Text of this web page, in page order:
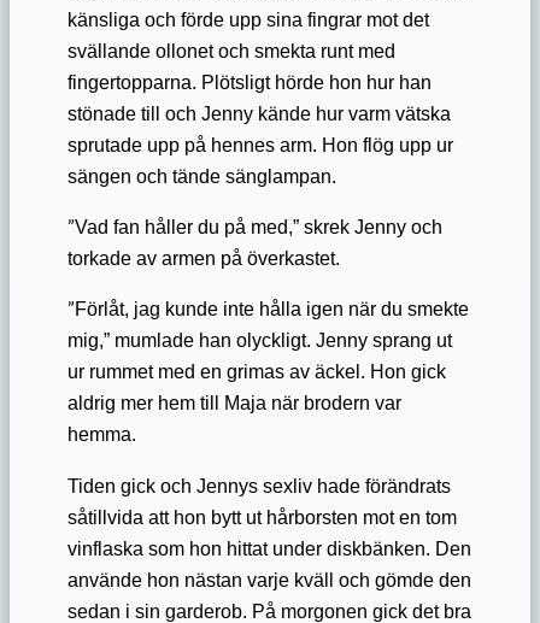
känsliga och förde upp sina fingrar mot det
svällande ollonet och smekta runt med
fingertopparna. Plötsligt hörde hon hur han
stönade till och Jenny kände hur varm vätska
sprutade upp på hennes arm. Hon flög upp ur
sängen och tände sänglampan.
”Vad fan håller du på med,” skrek Jenny och
torkade av armen på överkastet.
”Förlåt, jag kunde inte hålla igen när du smekte
mig,” mumlade han olyckligt. Jenny sprang ut
ur rummet med en grimas av äckel. Hon gick
aldrig mer hem till Maja när brodern var
hemma.
Tiden gick och Jennys sexliv hade förändrats
såtillvida att hon bytt ut hårborsten mot en tom
vinflaska som hon hittat under diskbänken. Den
använde hon nästan varje kväll och gömde den
sedan i sin garderob. På morgonen gick det bra